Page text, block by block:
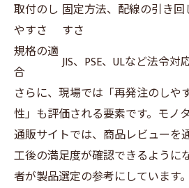
取付のし
やすさ
固定方法、配線の引き回
すさ
規格の適
合
JIS、PSE、ULなど法令対
さらに、現場では「再発注のしや
性」も評価される要素です。モノ
通販サイトでは、商品レビューを
工後の満足度が確認できるように
者が製品選定の参考にしています。